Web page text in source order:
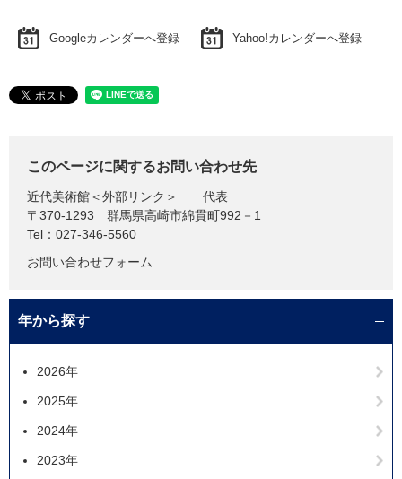
Googleカレンダーへ登録 Yahoo!カレンダーへ登録
このページに関するお問い合わせ先
近代美術館＜外部リンク＞
代表
〒370-1293
群馬県高崎市綿貫町992－1
Tel：027-346-5560
お問い合わせフォーム
年から探す
2026年
2025年
2024年
2023年